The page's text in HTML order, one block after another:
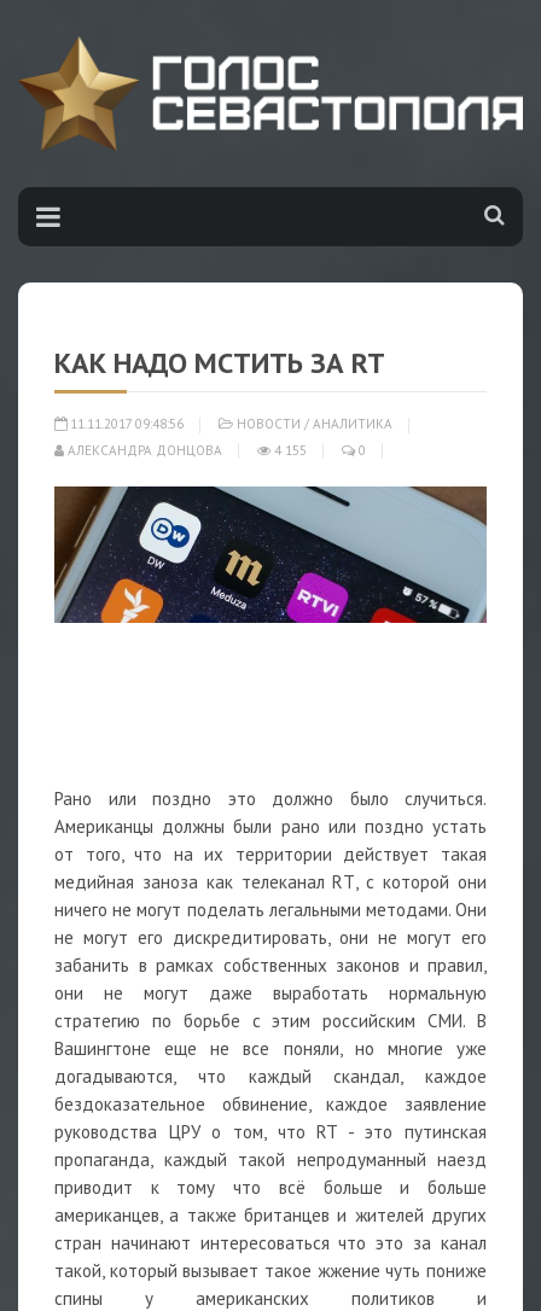
КАК НАДО МСТИТЬ ЗА RT
11.11.2017 09:48:56 НОВОСТИ / АНАЛИТИКА
АЛЕКСАНДРА ДОНЦОВА
4 155 0
Рано или поздно это должно было случиться.
Американцы должны были рано или поздно устать
от того, что на их территории действует такая
медийная заноза как телеканал RТ, с которой они
ничего не могут поделать легальными методами. Они
не могут его дискредитировать, они не могут его
забанить в рамках собственных законов и правил,
они не могут даже выработать нормальную
стратегию по борьбе с этим российским СМИ. В
Вашингтоне еще не все поняли, но многие уже
догадываются, что каждый скандал, каждое
бездоказательное обвинение, каждое заявление
руководства ЦРУ о том, что RT - это путинская
пропаганда, каждый такой непродуманный наезд
приводит к тому что всё больше и больше
американцев, а также британцев и жителей других
стран начинают интересоваться что это за канал
такой, который вызывает такое жжение чуть пониже
спины у американских политиков и